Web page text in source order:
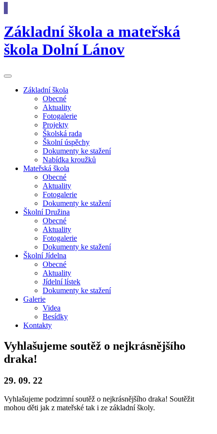
Základní škola a mateřská
škola Dolní Lánov
Základníškola
Obecné
Aktuality
Fotogalerie
Projekty
Školská rada
Školní úspěchy
Dokumenty ke stažení
Nabídka kroužků
Mateřská škola
Obecné
Aktuality
Fotogalerie
Dokumenty ke stažení
ŠkolníDružina
Obecné
Aktuality
Fotogalerie
Dokumenty ke stažení
ŠkolníJídelna
Obecné
Aktuality
Jídelní lístek
Dokumenty ke stažení
Galerie
Videa
Besídky
Kontakty
Vyhlašujeme soutěž o nejkrásnějšího
draka!
29. 09. 22
Vyhlašujeme podzimní soutěž o nejkrásnějšího draka! Soutěžit
mohou děti jak z mateřské tak i ze základní školy.